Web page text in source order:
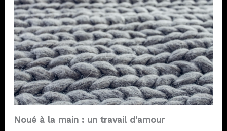
Noué à la main : un travail d'amour